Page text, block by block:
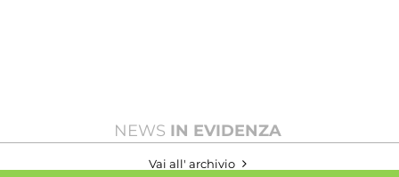
NEWS IN EVIDENZA
Vai all' archivio